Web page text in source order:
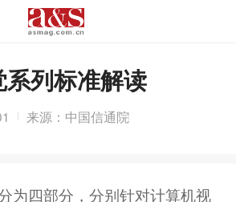
列标准解读
来源：中国信通院
为四部分，分别针对计算机视